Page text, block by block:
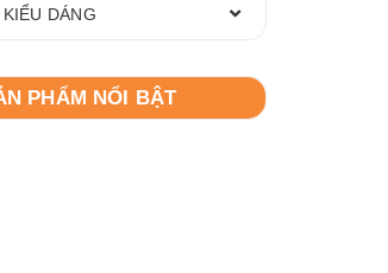
KIỂU DÁNG
PHẨM NỔI BẬT